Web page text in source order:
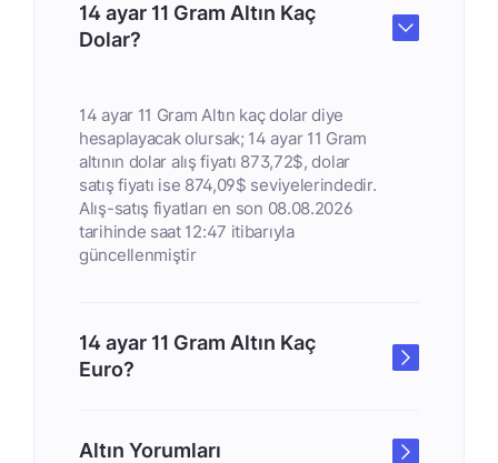
14 ayar 11 Gram Altın Kaç
Dolar?
14 ayar 11 Gram Altın kaç dolar diye
hesaplayacak olursak; 14 ayar 11 Gram
altının dolar alış fiyatı 873,72$, dolar
satış fiyatı ise 874,09$ seviyelerindedir.
Alış-satış fiyatları en son 08.08.2026
tarihinde saat 12:47 itibarıyla
güncellenmiştir
14 ayar 11 Gram Altın Kaç
Euro?
Altın Yorumları